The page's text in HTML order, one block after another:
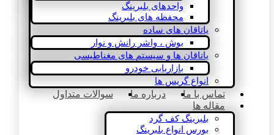
واحدهای بلبرینگ
محفظه های بلبرینگ
یاتاقان های ساده
بوش ، واشر رانش و نوار
یاتاقان ها و سیستم های مغناطیسی
بازاریابی خودرو
انواع گریس ها
تماس با ما درباره ما
سوالات متداول
مقاله ها
بلبرینگ کف گرد
بورس انواع بلبرینگ